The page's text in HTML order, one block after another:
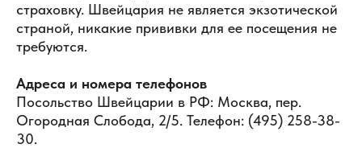
страховку. Швейцария не является экзотической
страной, никакие прививки для ее посещения не
требуются.
Адреса и номера телефонов
Посольство Швейцарии в РФ: Москва, пер.
Огородная Слобода, 2/5. Телефон: (495) 258-38-
30.